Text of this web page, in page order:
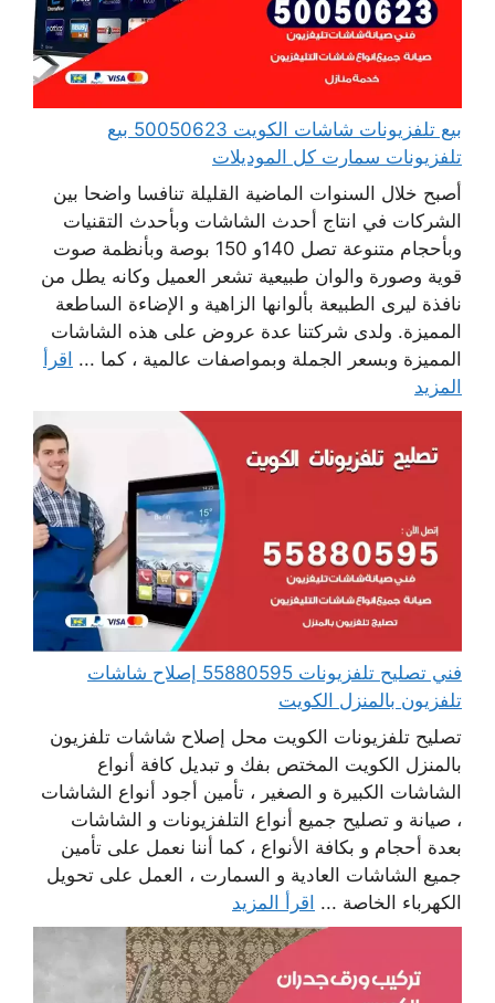
بيع تلفزيونات شاشات الكويت 50050623 بيع
تلفزيونات سمارت كل الموديلات
أصبح خلال السنوات الماضية القليلة تنافسا واضحا بين
الشركات في انتاج أحدث الشاشات وبأحدث التقنيات
وبأحجام متنوعة تصل 140و 150 بوصة وبأنظمة صوت
قوية وصورة والوان طبيعية تشعر العميل وكانه يطل من
نافذة ليرى الطبيعة بألوانها الزاهية و الإضاءة الساطعة
المميزة. ولدى شركتنا عدة عروض على هذه الشاشات
المميزة وبسعر الجملة وبمواصفات عالمية ، كما ... اقرأ
المزيد
فني تصليح تلفزيونات 55880595 إصلاح شاشات
تلفزيون بالمنزل الكويت
تصليح تلفزيونات الكويت محل إصلاح شاشات تلفزيون
بالمنزل الكويت المختص بفك و تبديل كافة أنواع
الشاشات الكبيرة و الصغير ، تأمين أجود أنواع الشاشات
، صيانة و تصليح جميع أنواع التلفزيونات و الشاشات
بعدة أحجام و بكافة الأنواع ، كما أننا نعمل على تأمين
جميع الشاشات العادية و السمارت ، العمل على تحويل
الكهرباء الخاصة ... اقرأ المزيد